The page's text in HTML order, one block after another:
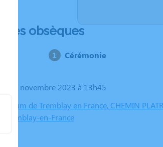
des obsèques
Cérémonie
30 novembre 2023 à 13h45
de Tremblay en France, CHEMIN
Tremblay-en-France